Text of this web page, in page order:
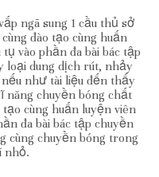
ngã sung 1 cầu thủ sở
đào tạo cùng huấn
vào phần đa bài bác tập
loại dung dịch rút, nhảy
như tài liệu đến thấy
năng chuyền bóng chất
cùng huấn luyện viên
đa bài bác tập chuyền
cùng chuyền bóng trong
nhỏ.